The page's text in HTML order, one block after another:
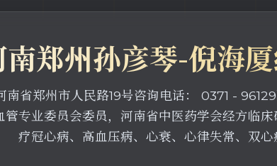
郑州孙彦琴-倪海
省郑州市人民路19号咨询电话： 0371 -
专业委员会委员，河南省中医药学会经方临
疗冠心病、高血压病、心衰、心律失常、双心